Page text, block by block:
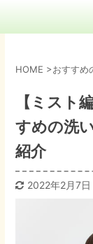
HOME >おすすめ
【ミスト
すめの洗
紹介
2022年2月7日